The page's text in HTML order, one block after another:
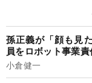
孫正義が「顔も見
員をロボット事業
小倉健一